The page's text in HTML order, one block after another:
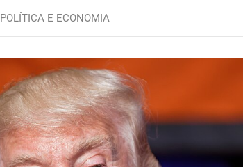
POLÍTICA E ECONOMIA